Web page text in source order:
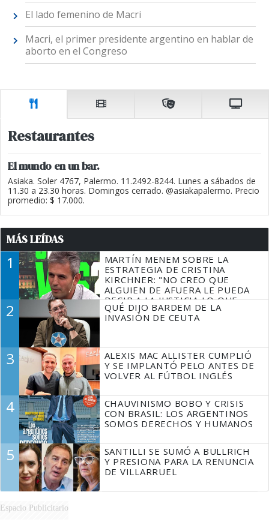
El lado femenino de Macri
Macri, el primer presidente argentino en hablar de
aborto en el Congreso
Restaurantes
El mundo en un bar.
Asiaka. Soler 4767, Palermo. 11.2492-8244. Lunes a sábados de
11.30 a 23.30 horas. Domingos cerrado. @asiakapalermo. Precio
promedio: $ 17.000.
MÁS LEÍDAS
1
MARTÍN MENEM SOBRE LA
ESTRATEGIA DE CRISTINA
KIRCHNER: "NO CREO QUE
ALGUIEN DE AFUERA LE PUEDA
DECIR A LA JUSTICIA LO QUE
TIENE QUE HACER"
2
QUÉ DIJO BARDEM DE LA
INVASIÓN DE CEUTA
3
ALEXIS MAC ALLISTER CUMPLIÓ
Y SE IMPLANTÓ PELO ANTES DE
VOLVER AL FÚTBOL INGLÉS
4
CHAUVINISMO BOBO Y CRISIS
CON BRASIL: LOS ARGENTINOS
SOMOS DERECHOS Y HUMANOS
5
SANTILLI SE SUMÓ A BULLRICH
Y PRESIONA PARA LA RENUNCIA
DE VILLARRUEL
Espacio Publicitario